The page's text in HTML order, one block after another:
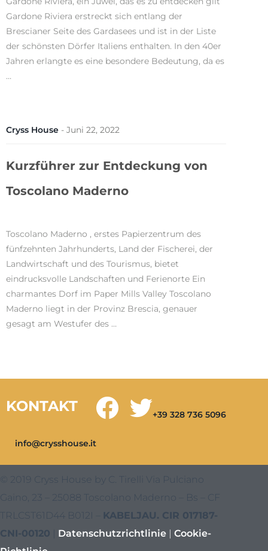
Gardone Riviera erstreckt sich entlang der
Brescianer Seite des Gardasees und ist in der Liste
der schönsten Dörfer Italiens enthalten. In den 40er
Jahren erlangte es eine besondere Bedeutung, da es
…
Cryss House - Juni 22, 2022
Kurzführer zur Entdeckung von
Toscolano Maderno
Toscolano Maderno , erstes Papierzentrum des
fünfzehnten Jahrhunderts, Land der Fischerei, der
Landwirtschaft und des Tourismus, bietet
eindrucksvolle Landschaften und Ferienorte Ein
charmantes Dorf im Paper Mills Valley Toscolano
Maderno liegt in der Provinz Brescia, genauer
gesagt am Westufer des …
KONTAKT +39 328 736 5096
info@crysshouse.it
© 2019 Cryss House by C. Tirelli Via Pulciano
Gaino, 23 – 25088 Toscolano Maderno – Bs – CF
TRLCST61D44 B012I –
KABELJAU. CIR 017187-
CNI-00120
Datenschutzrichtlinie | Cookie-